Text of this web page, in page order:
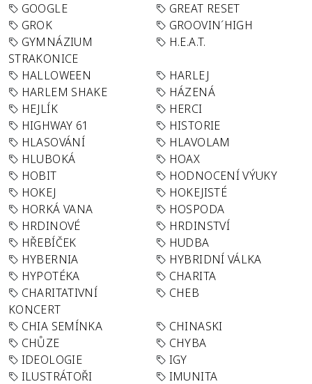
GOOGLE
GREAT RESET
GROK
GROOVIN´HIGH
GYMNÁZIUM
STRAKONICE
H.E.A.T.
HALLOWEEN
HARLEJ
HARLEM SHAKE
HÁZENÁ
HEJLÍK
HERCI
HIGHWAY 61
HISTORIE
HLASOVÁNÍ
HLAVOLAM
HLUBOKÁ
HOAX
HOBIT
HODNOCENÍ VÝUKY
HOKEJ
HOKEJISTÉ
HORKÁ VANA
HOSPODA
HRDINOVÉ
HRDINSTVÍ
HŘEBÍČEK
HUDBA
HYBERNIA
HYBRIDNÍ VÁLKA
HYPOTÉKA
CHARITA
CHARITATIVNÍ
KONCERT
CHEB
CHIA SEMÍNKA
CHINASKI
CHŮZE
CHYBA
IDEOLOGIE
IGY
ILUSTRÁTOŘI
IMUNITA